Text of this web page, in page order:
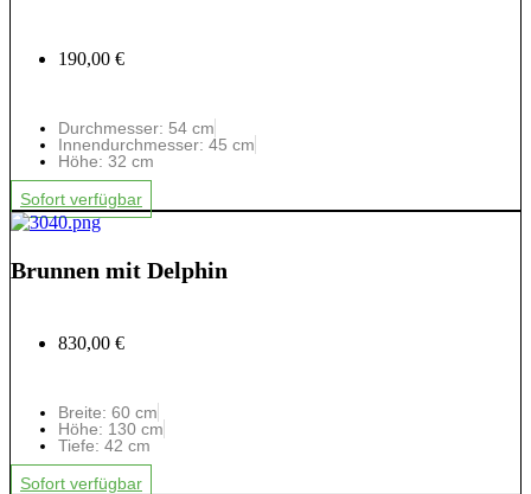
190,00 €
Durchmesser: 54 cm
Innendurchmesser: 45 cm
Höhe: 32 cm
Sofort verfügbar
Brunnen mit Delphin
830,00 €
Breite: 60 cm
Höhe: 130 cm
Tiefe: 42 cm
Sofort verfügbar